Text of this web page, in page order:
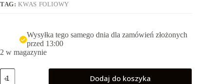
TAG:KWAS FOLIOWY
Wysyłka tego samego dnia dla zamówień złożonych
przed 13:00
2 w magazynie
ilość
Kwas
Dodaj do koszyka